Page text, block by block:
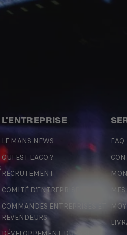
L'ENTREPRISE
LE MANS NEWS
QUI EST L'ACO ?
RECRUTEMENT
COMITÉ D'ENTREPRISE
COMMANDES ENTREPRISES ET
REVENDEURS
FAQ